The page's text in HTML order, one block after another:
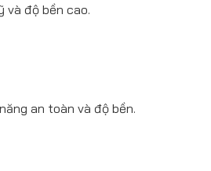
và độ bền cao.
an toàn và độ bền.